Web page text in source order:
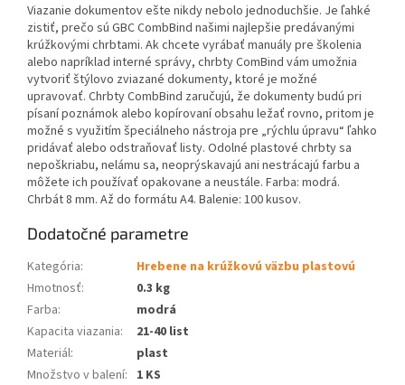
Viazanie dokumentov ešte nikdy nebolo jednoduchšie. Je ľahké
zistiť, prečo sú GBC CombBind našimi najlepšie predávanými
krúžkovými chrbtami. Ak chcete vyrábať manuály pre školenia
alebo napríklad interné správy, chrbty ComBind vám umožnia
vytvoriť štýlovo zviazané dokumenty, ktoré je možné
upravovať. Chrbty CombBind zaručujú, že dokumenty budú pri
písaní poznámok alebo kopírovaní obsahu ležať rovno, pritom je
možné s využitím špeciálneho nástroja pre „rýchlu úpravu“ ľahko
pridávať alebo odstraňovať listy. Odolné plastové chrbty sa
nepoškriabu, nelámu sa, neoprýskavajú ani nestrácajú farbu a
môžete ich používať opakovane a neustále. Farba: modrá.
Chrbát 8 mm. Až do formátu A4. Balenie: 100 kusov.
Dodatočné parametre
Kategória:
Hrebene na krúžkovú väzbu plastovú
Hmotnosť:
0.3 kg
Farba:
modrá
Kapacita viazania:
21-40 list
Materiál:
plast
Množstvo v balení: 1 KS